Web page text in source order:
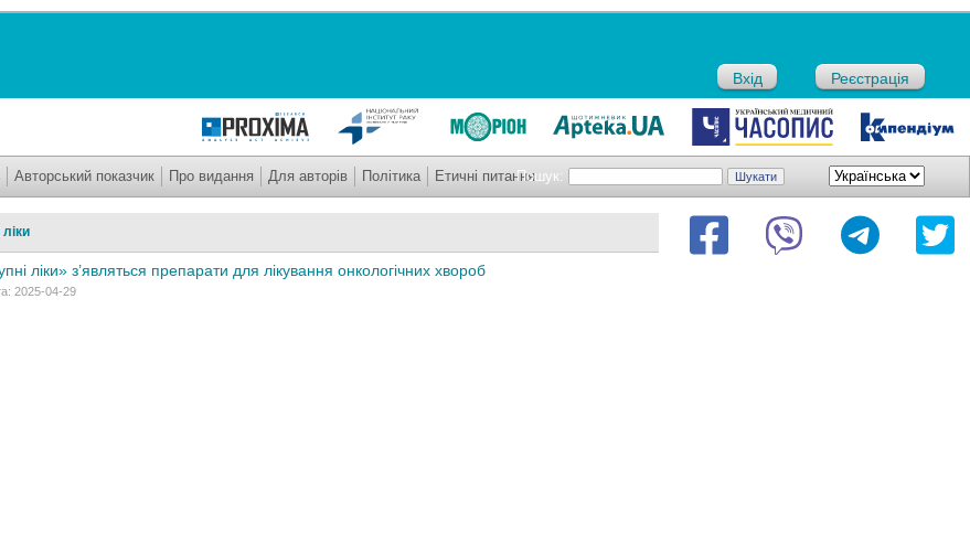
Вхід Реєстрація
Пошук:
Авторський показчик Про видання Для авторів Політика Етичні питання
ліки» з’являться препарати для лікування онкологічних хвороб
2025-04-29